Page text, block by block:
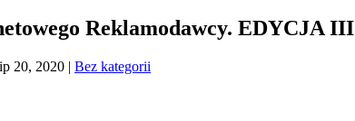
Reklamodawcy. EDYCJA III
20, 2020 | Bez kategorii